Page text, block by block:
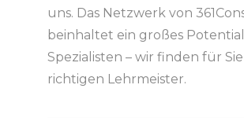
uns. Das Netzwerk von
beinhaltet ein großes
Spezialisten – wir finden für
richtigen Lehrmeister.